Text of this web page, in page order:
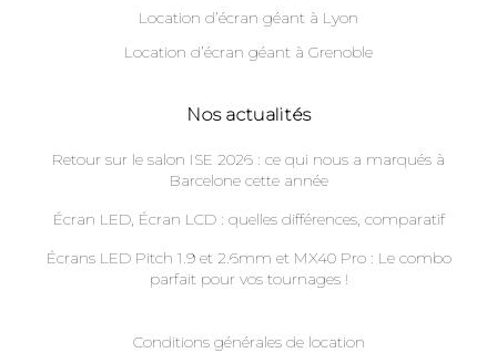
Location d’écran géant à Lyon
Location d’écran géant à Grenoble
Nos actualités
Retour sur le salon ISE 2026 : ce qui nous a marqués à
Barcelone cette année
Écran LED, Écran LCD : quelles différences, comparatif
Écrans LED Pitch 1.9 et 2.6mm et MX40 Pro : Le combo
parfait pour vos tournages !
Conditions générales de location